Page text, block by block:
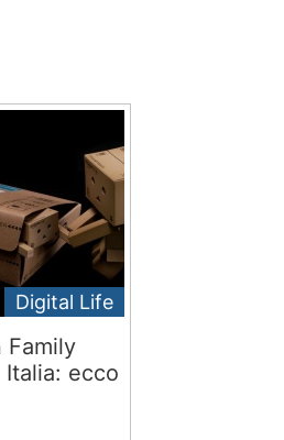
Digital Life
Family
Italia: ecco